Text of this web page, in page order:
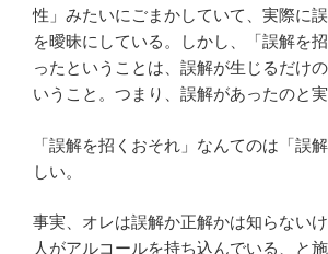
性」みたいにごまかしていて、実際に
を曖昧にしている。しかし、「誤解を
ったということは、誤解が生じるだけ
いうこと。つまり、誤解があったのと実
「誤解を招くおそれ」なんてのは「誤
しい。
事実、オレは誤解か正解かは知らない
人がアルコールを持ち込んでいる、と